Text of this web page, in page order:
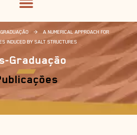
>
A NUMERICAL APPROACH FOR
INDUCED BY SALT STRUCTURES
Graduação